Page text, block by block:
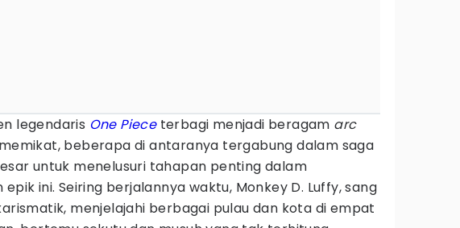
legendaris One Pieceterbagi menjadi beragam arc
beberapa di antaranya tergabung dalam saga
untuk menelusuri tahapan penting dalam
ini. Seiring berjalannya waktu, Monkey D. Luffy, sang
menjelajahi berbagai pulau dan kota di empat